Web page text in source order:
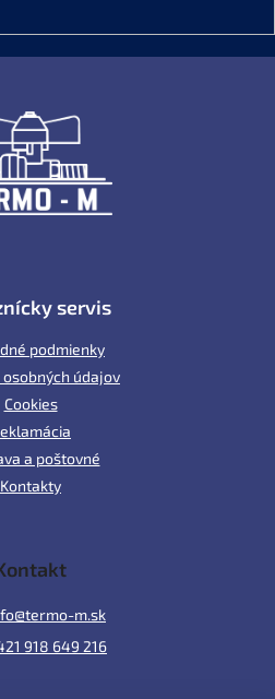
servis
podmienky
osobných údajov
Cookies
a poštovné
Kontakty
@termo-m.sk
918 649 216